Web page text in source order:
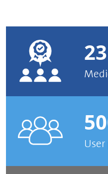
23